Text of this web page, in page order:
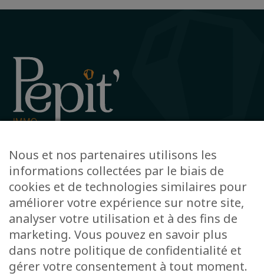
+32 63 78 51 51
info@pepit-immo.be
POLITIQUE DE CONFIDENTIALITÉ
Conseiller immobilier agréé IPI sous le numéro 513.950 en Belgique
N° entreprise : BE-0804.021.122
Instance de contrôle: IPI, rue du Luxembourg 16B, 1000 Bruxelles – Soumis
Nous et nos partenaires utilisons les
informations collectées par le biais de
cookies et de technologies similaires pour
améliorer votre expérience sur notre site,
analyser votre utilisation et à des fins de
marketing. Vous pouvez en savoir plus
dans notre politique de confidentialité et
gérer votre consentement à tout moment.